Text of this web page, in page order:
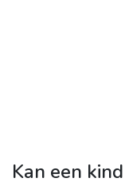
Kan een